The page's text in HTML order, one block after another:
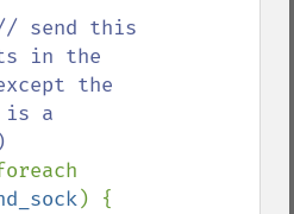
send this
in the
the
is a
) {